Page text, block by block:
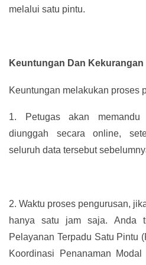
melalui satu pintu.
Keuntungan Dan Kekurangan
Keuntungan melakukan proses
1.
Petugas akan
diunggah secara online,
seluruh data tersebut
2. Waktu proses pengurusan,
hanya satu jam saja. Anda
Pelayanan Terpadu Satu Pintu
Koordinasi Penanaman